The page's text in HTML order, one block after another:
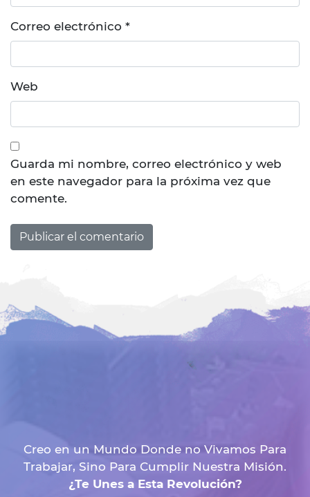
Correo electrónico *
Web
Guarda mi nombre, correo electrónico y web
en este navegador para la próxima vez que
comente.
Creo en un Mundo Donde no Vivamos Para
Trabajar, Sino Para Cumplir Nuestra Misión.
¿Te Unes a Esta Revolución?